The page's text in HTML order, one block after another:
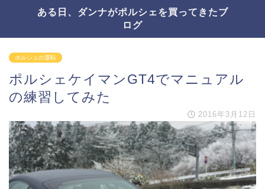
ある日、ダンナがポルシェを買ってきたブ
ログ
ポルシェの運転
ポルシェケイマンGT4でマニュアル
の練習してみた
2016年3月12日